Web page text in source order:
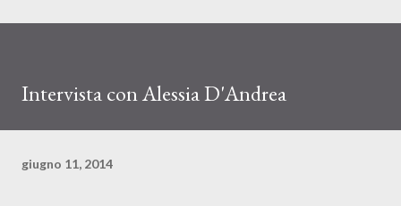
Intervista con Alessia D'Andrea
giugno 11, 2014